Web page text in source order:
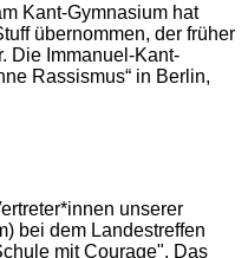
Kant-Gymnasium hat
übernommen, der früher
Die Immanuel-Kant-
Rassismus“ in Berlin,
unserer
bei dem Landestreffen
mit Courage". Das